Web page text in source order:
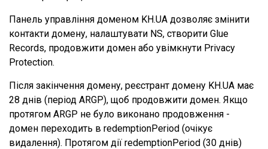
Панель управління доменом KH.UA дозволяє змінити
контакти домену, налаштувати NS, створити Glue
Records, продовжити домен або увімкнути Privacy
Protection.
Після закінчення домену, реєстрант домену KH.UA має
28 днів (період ARGP), щоб продовжити домен. Якщо
протягом ARGP не було виконано продовження -
домен переходить в redemptionPeriod (очікує
видалення). Протягом дії redemptionPeriod (30 днів)